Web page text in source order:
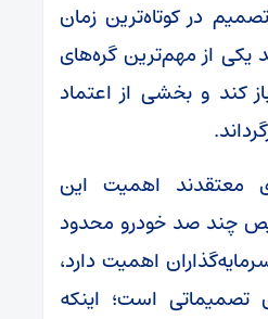
در کوتاه‌ترین زمان
یکی از مهم‌ترین گره‌های
کند و بخشی از اعتماد
معتقدند اهمیت این
چند صد خودرو محدود
اهمیت دارد،
تصمیماتی است؛ اینکه